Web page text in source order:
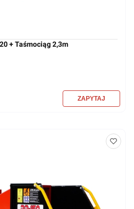
+ Taśmociąg 2,3m